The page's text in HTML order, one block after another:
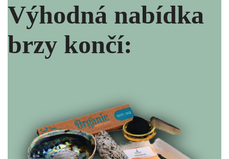
Výhodná nabídka
brzy končí: